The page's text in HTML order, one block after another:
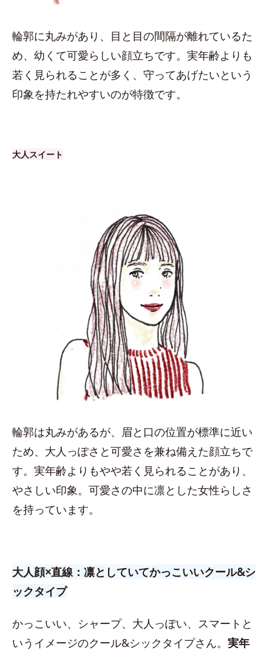
輪郭に丸みがあり、目と目の間隔が離れているた
め、幼くて可愛らしい顔立ちです。実年齢よりも
若く見られることが多く、守ってあげたいという
印象を持たれやすいのが特徴です。
大人スイート
輪郭は丸みがあるが、眉と口の位置が標準に近い
ため、大人っぽさと可愛さを兼ね備えた顔立ちで
す。実年齢よりもやや若く見られることがあり、
やさしい印象。可愛さの中に凛とした女性らしさ
を持っています。
大人顔×直線：凛としていてかっこいいクール&シ
ックタイプ
かっこいい、シャープ、大人っぽい、スマートと
いうイメージのクール&シックタイプさん。 実年